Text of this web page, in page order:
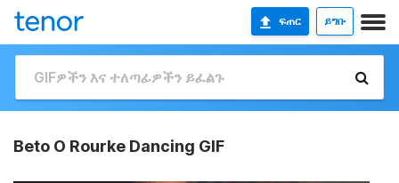
ፍጠር ይግቡ
Beto O Rourke Dancing GIF